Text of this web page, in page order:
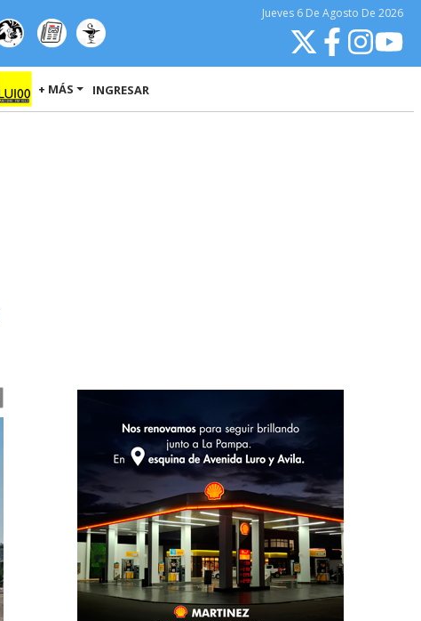
Jueves 6 De Agosto De 2026
+ MÁS INGRESAR